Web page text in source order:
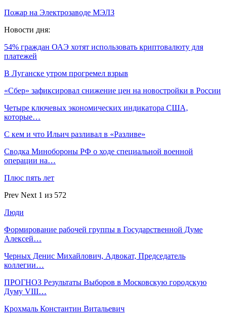
Пожар на Электрозаводе МЭЛЗ
Новости дня:
54% граждан ОАЭ хотят использовать криптовалюту для
платежей
В Луганске утром прогремел взрыв
«Сбер» зафиксировал снижение цен на новостройки в России
Четыре ключевых экономических индикатора США,
которые…
С кем и что Ильич разливал в «Разливе»
Сводка Минобороны РФ о ходе специальной военной
операции на…
Плюс пять лет
Prev Next 1 из 572
Люди
Формирование рабочей группы в Государственной Думе
Алексей…
Черных Денис Михайлович, Адвокат, Председатель
коллегии…
ПРОГНОЗ Результаты Выборов в Московскую городскую
Думу VIII…
Крохмаль Константин Витальевич